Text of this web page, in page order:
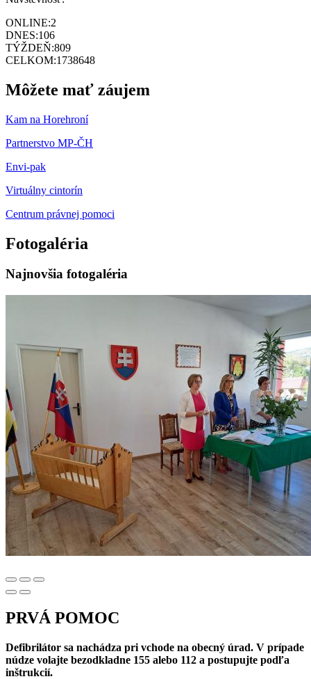
ONLINE:2
DNES:106
TÝŽDEŇ:809
CELKOM:1738648
Môžete mať záujem
Kam na Horehroní
Partnerstvo MP-ČH
Envi-pak
Virtuálny cintorín
Centrum právnej pomoci
Fotogaléria
Najnovšia fotogaléria
PRVÁ POMOC
Defibrilátor sa nachádza pri vchode na obecný úrad. V prípade
núdze volajte bezodkladne 155 alebo 112 a postupujte podľa
inštrukcií.